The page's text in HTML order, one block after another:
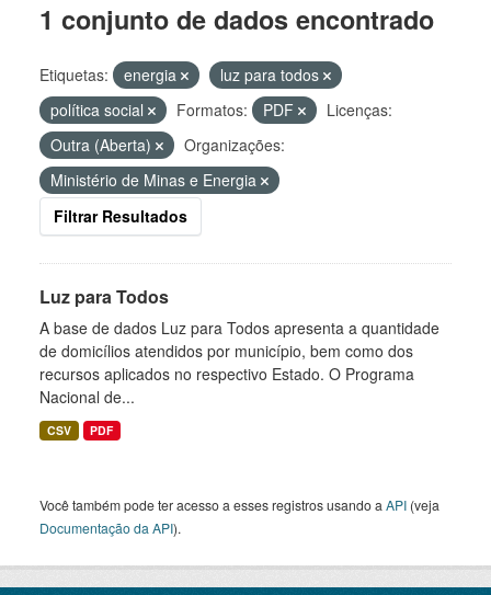
1 conjunto de dados encontrado
Etiquetas: energia
luz para todos
política social
Formatos: PDF
Licenças:
Outra (Aberta)
Organizações:
Ministério de Minas e Energia
Filtrar Resultados
Luz para Todos
A base de dados Luz para Todos apresenta a quantidade
de domicílios atendidos por município, bem como dos
recursos aplicados no respectivo Estado. O Programa
Nacional de...
CSV PDF
Você também pode ter acesso a esses registros usando a API (veja
Documentação da API).